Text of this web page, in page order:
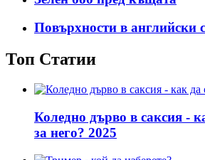
Повърхности в английски
Топ Статии
Коледно дърво в саксия -
за него? 2025